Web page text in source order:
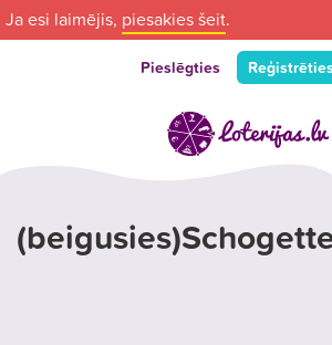
Ja esi laimējis, piesakies šeit.
Pieslēgties